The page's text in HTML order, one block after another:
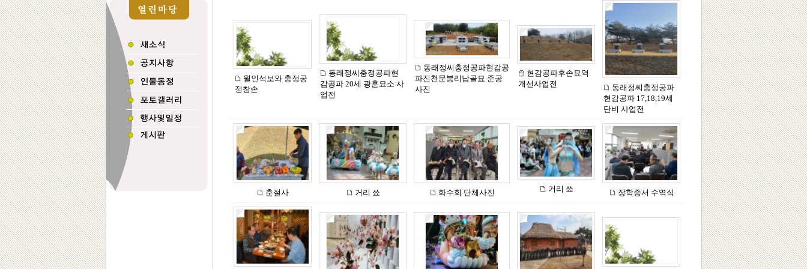
월인석보와 충정공
정창손
동래정씨충정공파현
감공파 20세 광훈묘소 사
업전
동래정씨충정공파현감공
파진천문봉리납골묘 준공
사진
현감공파후손묘역
개선사업전
동래정씨충정공파
현감공파 17,18,19세
단비 사업전
춘절사 거리 쑈 화수회 단체사진 거리 쑈 장학증서 수역식